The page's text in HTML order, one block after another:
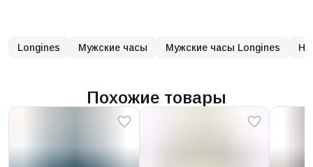
Longines Мужские часы Мужские часы Longines
Похожие товары